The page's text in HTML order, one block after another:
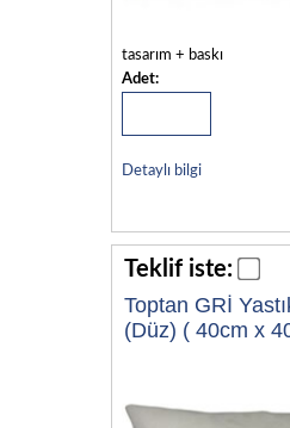
tasarım + baskı
Adet:
Detaylı bilgi
Teklif iste:
Toptan GRİ
(Düz) ( 40cm x